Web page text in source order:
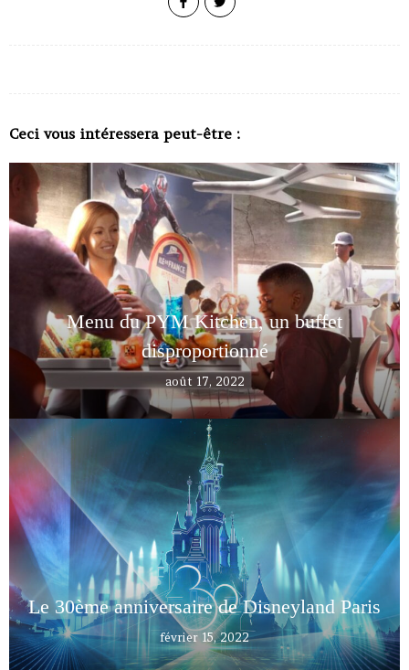
Ceci vous intéressera peut-être :
Menu du PYM Kitchen, un buffet
disproportionné
août 17, 2022
Le 30ème anniversaire de Disneyland Paris
février 15, 2022